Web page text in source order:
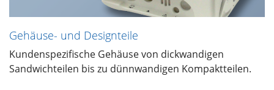
Gehäuse- und Designteile
Kundenspezifische Gehäuse von dickwandigen
Sandwichteilen bis zu dünnwandigen Kompaktteilen.